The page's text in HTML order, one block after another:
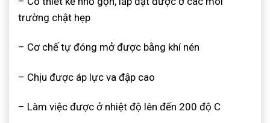
trường chật hẹp
– Cơ chế tự đóng mở được bằng khí nén
– Chịu được áp lực va đập cao
– Làm việc được ở nhiệt độ lên đến 200 độ C